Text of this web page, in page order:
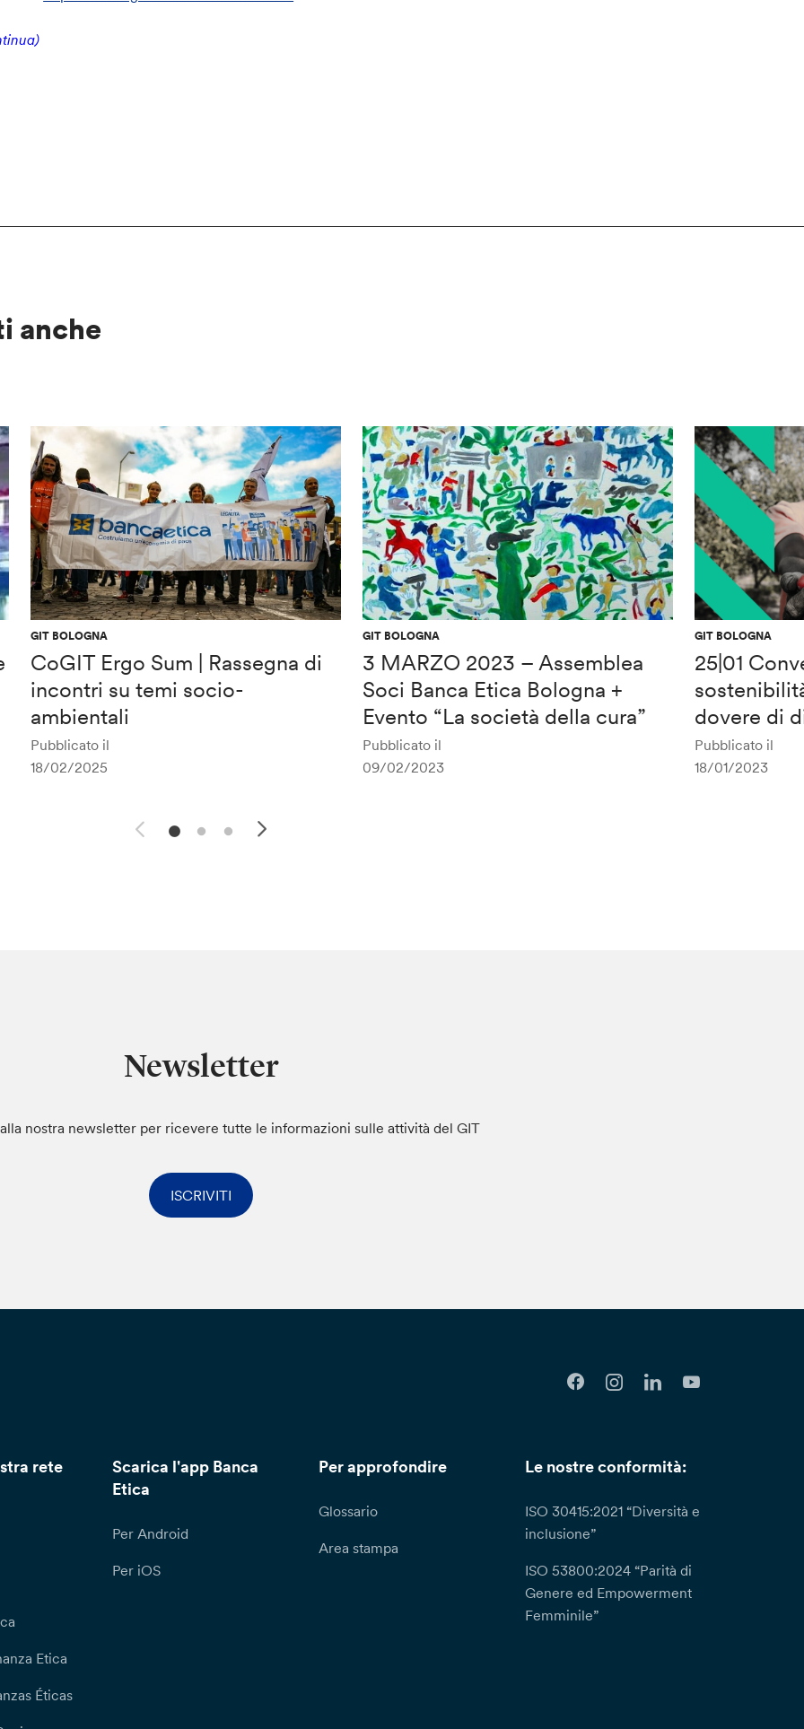
anche
GIT BOLOGNA
CoGIT Ergo Sum | Rassegna di
incontri su temi socio-
ambientali
Pubblicato il
18/02/2025
GIT BOLOGNA
3 MARZO 2023 – Assemblea
Soci Banca Etica Bologna +
Evento “La società della cura”
Pubblicato il
09/02/2023
GIT BOLOGNA
25|01
dovere di
Pubblicato il
18/01/2023
Newsletter
nostra newsletter per ricevere tutte le informazioni sulle attività del GIT
ISCRIVITI
rete
Etica
Éticas
Scarica l'app Banca
Etica
Per Android
Per iOS
Per approfondire
Glossario
Area stampa
Le nostre conformità:
ISO 30415:2021 “Diversità e
inclusione”
ISO 53800:2024 “Parità di
Genere ed Empowerment
Femminile”